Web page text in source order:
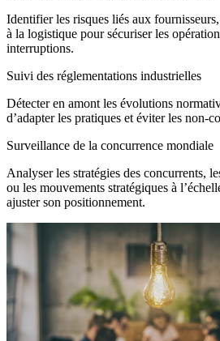
Identifier les risques liés aux
à la logistique pour sécuriser les
interruptions.
Suivi des réglementations industrielles
Détecter en amont les évolutions
d’adapter les pratiques et éviter les non-
Surveillance de la concurrence mondiale
Analyser les stratégies des concurrents,
ou les mouvements stratégiques à
ajuster son positionnement.